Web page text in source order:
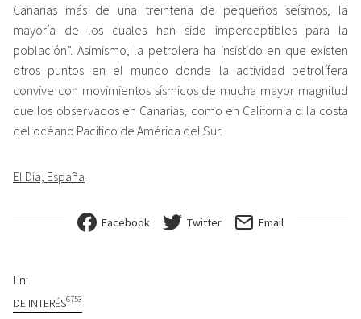
Canarias más de una treintena de pequeños seísmos, la
mayoría de los cuales han sido imperceptibles para la
población”. Asimismo, la petrolera ha insistido en que existen
otros puntos en el mundo donde la actividad petrolífera
convive con movimientos sísmicos de mucha mayor magnitud
que los observados en Canarias, como en California o la costa
del océano Pacífico de América del Sur.
El Día, España
Facebook Twitter Email
En:
DE INTERÉS6753